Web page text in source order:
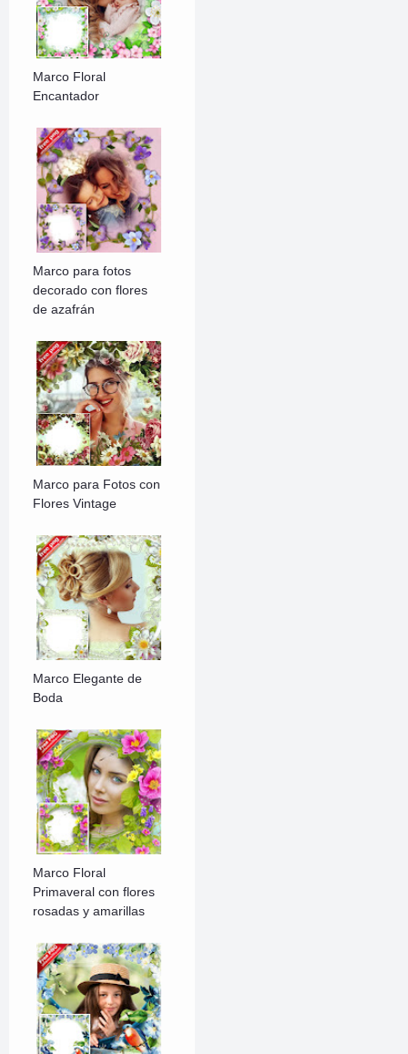
Marco Floral
Encantador
Marco para fotos
decorado con flores
de azafrán
Marco para Fotos con
Flores Vintage
Marco Elegante de
Boda
Marco Floral
Primaveral con flores
rosadas y amarillas